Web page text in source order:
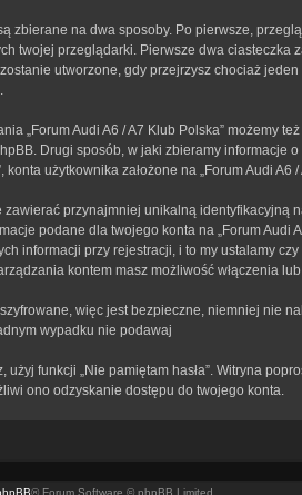
zbierane na dwa sposoby. Po pierwsze,
twojej przeglądarki. Pierwsze dwa ciasteczka
utworzone, gdy przejrzysz chociaż
„Forum Audi A6 / A7 Klub Polska” możemy
Drugi sposób, w jaki zbieramy informacje
konta użytkownika założone na „Forum Audi
przynajmniej unikalną identyfikacyjną
podane dla twojego konta na „Forum
informacji przy rejestracji, i to my ustalamy
kontem masz możliwość włączenia
więc jest bezpieczne, niemniej nie
wypadku nie podawaj
użyj funkcji „Nie pamiętam hasła”. Witryna
ono odzyskanie dostępu do twojego konta.